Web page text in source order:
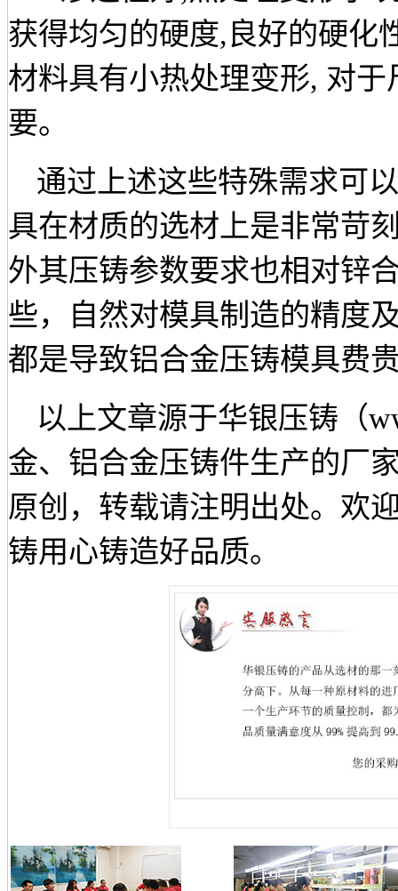
获得均匀的硬度, 良好的硬化
材料具有小热处理变形, 对于
要。
通过上述这些特殊需求可
具在材质的选材上是非常苛
外其压铸参数要求也相对锌
些，自然对模具制造的精度
都是导致铝合金压铸模具费
以上文章源于华银压铸（
金、铝合金压铸件生产的厂
原创，转载请注明出处。欢
铸用心铸造好品质。